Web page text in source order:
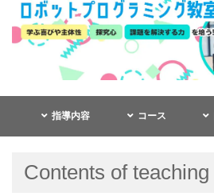
指導内容 コース
Contents of teaching